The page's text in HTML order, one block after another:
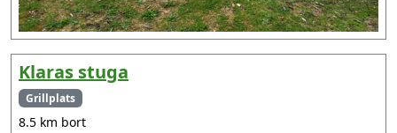
Klaras stuga
Grillplats
8.5 km bort